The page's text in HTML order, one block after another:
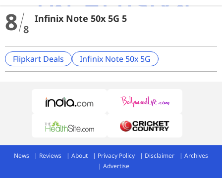
8 8
Infinix Note 50x 5G 5
Flipkart Deals Infinix Note 50x 5G
News Reviews About Privacy Policy Disclaimer
Archives
Advertise